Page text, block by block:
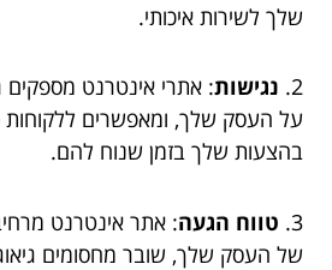
שלך לשירות איכותי.
2. נגישות
על העסק שלך, ומאפשרים ללקוחות
בהצעות שלך בזמן שנוח להם.
3. טווח הגעה: אתר אינטרנט
של העסק שלך, שובר מחסומים